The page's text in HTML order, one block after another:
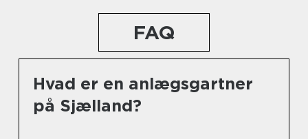
FAQ
Hvad er en anlægsgartner
på Sjælland?